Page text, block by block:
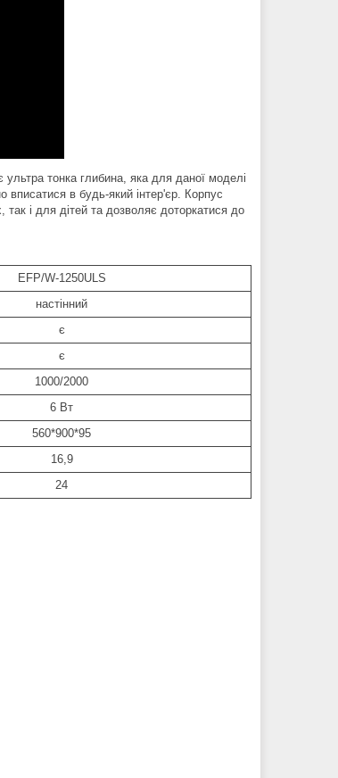
ультра тонка глибина, яка для даної моделі
вписатися в будь-який інтер'єр. Корпус
і для дітей та дозволяє доторкатися до
EFP/W-1250ULS
настінний
є
є
1000/2000
6 Вт
560*900*95
16,9
24